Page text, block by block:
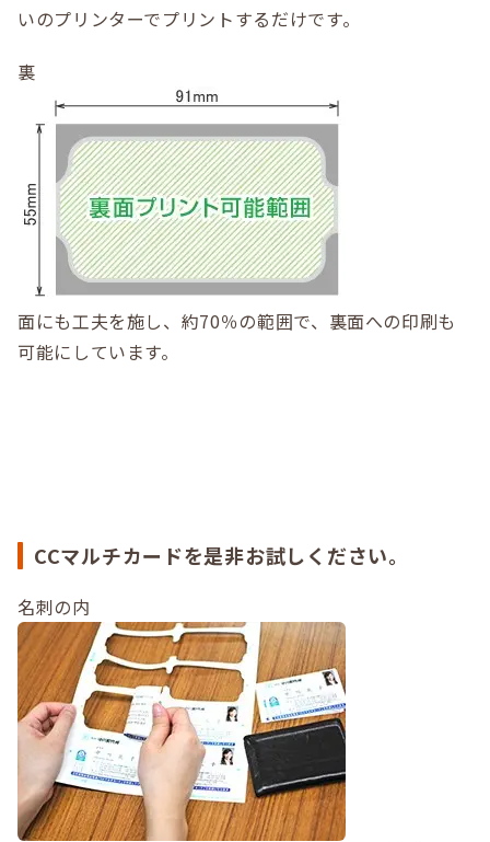
いのプリンターでプリントするだけです。
裏
面にも工夫を施し、約70％の範囲で、裏面への印刷も
可能にしています。
CCマルチカードを是非お試しください。
名刺の内